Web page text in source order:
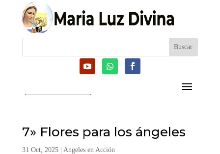
7» Flores para los ángeles
31 Oct, 2025| Angeles en Acción